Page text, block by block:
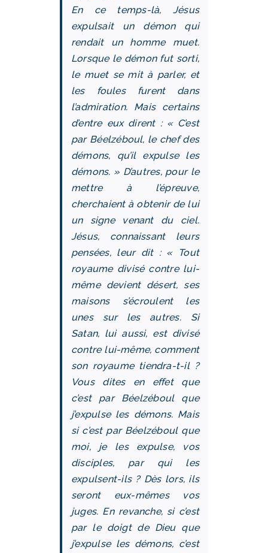
En ce temps-là, Jésus
expulsait un démon qui
rendait un homme muet.
Lorsque le démon fut sorti,
le muet se mit à parler, et
les foules furent dans
l’admiration. Mais certains
d’entre eux dirent : « C’est
par Béelzéboul, le chef des
démons, qu’il expulse les
démons. » D’autres, pour le
mettre à l’épreuve,
cherchaient à obtenir de lui
un signe venant du ciel.
Jésus, connaissant leurs
pensées, leur dit : « Tout
royaume divisé contre lui-
même devient désert, ses
maisons s’écroulent les
unes sur les autres. Si
Satan, lui aussi, est divisé
contre lui-même, comment
son royaume tiendra-t-il ?
Vous dites en effet que
c’est par Béelzéboul que
j’expulse les démons. Mais
si c’est par Béelzéboul que
moi, je les expulse, vos
disciples, par qui les
expulsent-ils ? Dès lors, ils
seront eux-mêmes vos
juges. En revanche, si c’est
par le doigt de Dieu que
j’expulse les démons, c’est